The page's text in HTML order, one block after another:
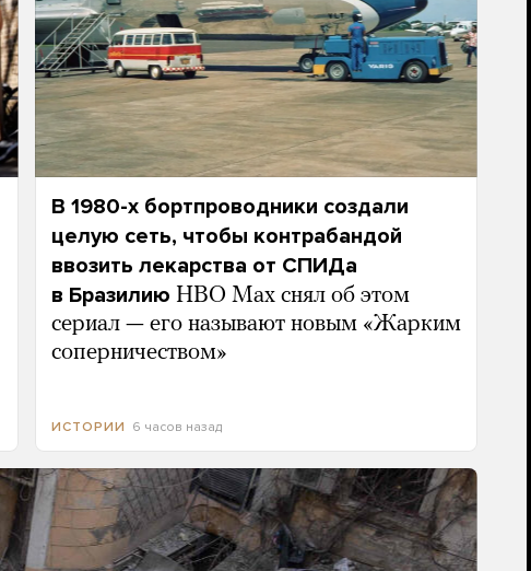
В 1980-х бортпроводники создали
целую сеть, чтобы контрабандой
ввозить лекарства от СПИДа
в Бразилию HBO Max снял об этом
сериал — его называют новым «Жарким
соперничеством»
ИСТОРИИ 6 часов назад